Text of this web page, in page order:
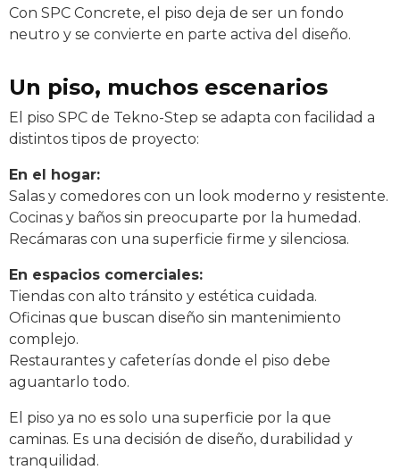
Con SPC Concrete, el piso deja de ser un fondo
neutro y se convierte en parte activa del diseño.
Un piso, muchos escenarios
El piso SPC de Tekno-Step se adapta con facilidad a
distintos tipos de proyecto:
En el hogar:
Salas y comedores con un look moderno y resistente.
Cocinas y baños sin preocuparte por la humedad.
Recámaras con una superficie firme y silenciosa.
En espacios comerciales:
Tiendas con alto tránsito y estética cuidada.
Oficinas que buscan diseño sin mantenimiento
complejo.
Restaurantes y cafeterías donde el piso debe
aguantarlo todo.
El piso ya no es solo una superficie por la que
caminas. Es una decisión de diseño, durabilidad y
tranquilidad.